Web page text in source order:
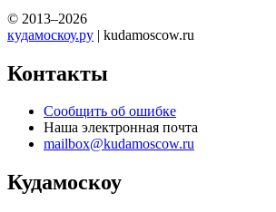
© 2013–2026
кудамоскоу.ру | kudamoscow.ru
Контакты
Сообщить об ошибке
Наша электронная почта
mailbox@kudamoscow.ru
Кудамоскоу